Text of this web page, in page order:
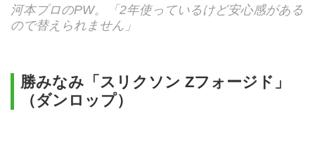
河本プロのPW。「2年使っているけど安心感がある
ので替えられません」
勝みなみ「スリクソン Zフォージド」
（ダンロップ）